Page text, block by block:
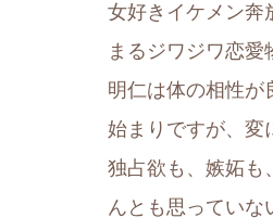
女好きイケメン奔
まるジワジワ恋愛
明仁は体の相性が
始まりですが、変
独占欲も、嫉妬
んとも思っていな